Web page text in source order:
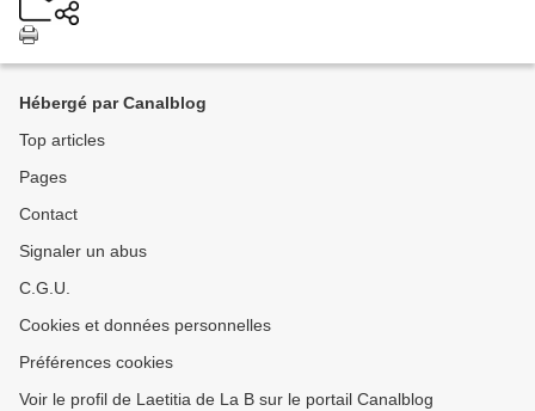
Hébergé par Canalblog
Top articles
Pages
Contact
Signaler un abus
C.G.U.
Cookies et données personnelles
Préférences cookies
Voir le profil de Laetitia de La B sur le portail Canalblog